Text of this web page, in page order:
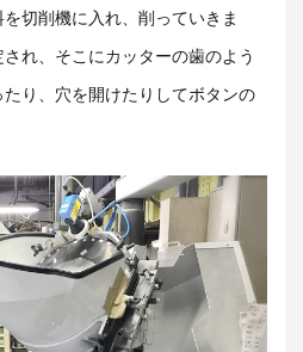
切削機に入れ、削っていきま
れ、そこにカッターの歯のよう
り、穴を開けたりしてボタンの